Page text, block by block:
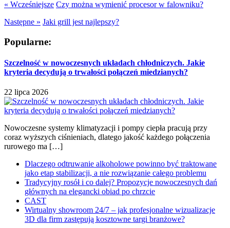
« Wcześniejsze Czy można wymienić procesor w falowniku?
Następne » Jaki grill jest najlepszy?
Popularne:
Szczelność w nowoczesnych układach chłodniczych. Jakie
kryteria decydują o trwałości połączeń miedzianych?
22 lipca 2026
Nowoczesne systemy klimatyzacji i pompy ciepła pracują przy
coraz wyższych ciśnieniach, dlatego jakość każdego połączenia
rurowego ma […]
Dlaczego odtruwanie alkoholowe powinno być traktowane
jako etap stabilizacji, a nie rozwiązanie całego problemu
Tradycyjny rosół i co dalej? Propozycje nowoczesnych dań
głównych na elegancki obiad po chrzcie
CAST
Wirtualny showroom 24/7 – jak profesjonalne wizualizacje
3D dla firm zastępują kosztowne targi branżowe?